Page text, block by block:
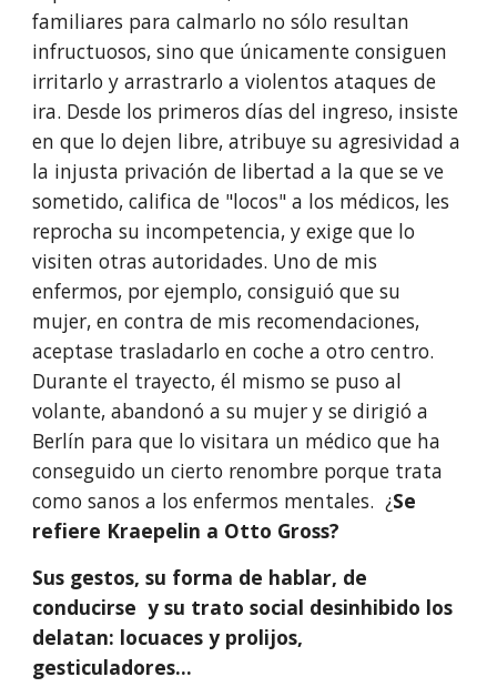
familiares para calmarlo no sólo resultan
infructuosos, sino que únicamente consiguen
irritarlo y arrastrarlo a violentos ataques de
ira. Desde los primeros días del ingreso, insiste
en que lo dejen libre, atribuye su agresividad a
la injusta privación de libertad a la que se ve
sometido, califica de "locos" a los médicos, les
reprocha su in­competencia, y exige que lo
visiten otras autoridades. Uno de mis
enfermos, por ejemplo, consiguió que su
mujer, en contra de mis recomendaciones,
aceptase trasladarlo en coche a otro centro.
Durante el trayecto, él mismo se puso al
volante, abandonó a su mujer y se dirigió a
Berlín para que lo visitara un médico que ha
conseguido un cierto renombre porque trata
como sanos a los enfermos mentales.  ¿Se
refiere Kraepelin a Otto Gross?
Sus gestos, su forma de hablar, de
conducirse  y su trato social desinhibido los
delatan: locuaces y prolijos,
gesticuladores…